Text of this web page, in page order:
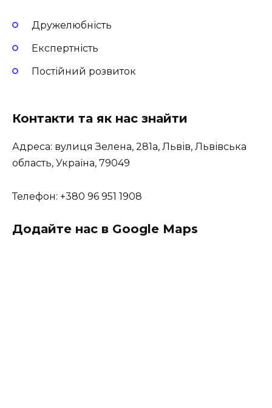
Дружелюбність
Експертність
Постійний розвиток
Контакти та як нас знайти
Адреса: вулиця Зелена, 281a, Львів, Львівська
область, Україна, 79049
Телефон: +380 96 951 1908
Додайте нас в Google Maps